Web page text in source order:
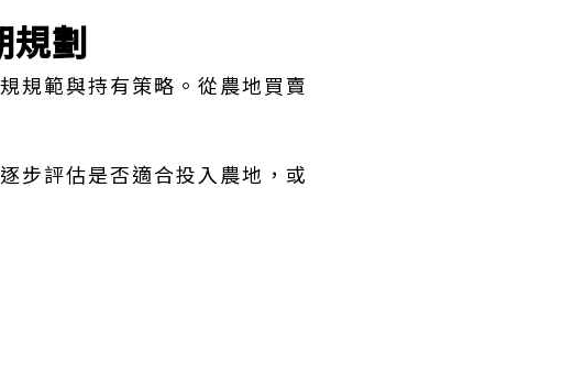
規劃
規範與持有策略。從農地買賣
步評估是否適合投入農地，或